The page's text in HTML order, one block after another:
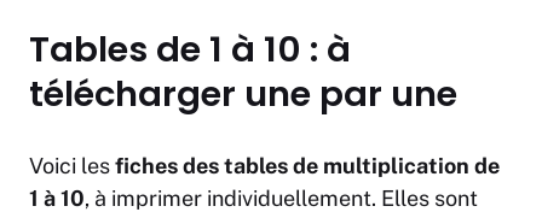
Tables de 1 à 10 : à
télécharger une par une
Voici lesfiches des tables de multiplication de
1 à 10, à imprimer individuellement. Elles sont